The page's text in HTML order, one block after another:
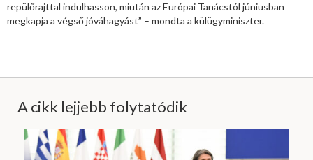
repülőrajttal indulhasson, miután az Európai Tanácstól júniusban
megkapja a végső jóváhagyást” – mondta a külügyminiszter.
A cikk lejjebb folytatódik